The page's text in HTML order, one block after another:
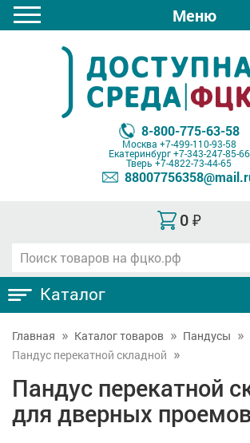
Меню
8-800-775-63-58
Москва +7-499-110-93-58
Екатеринбург+7-343-247-85-66
Тверь +7-4822-73-44-65
0 ₽
Каталог
Главная Каталог товаров Пандусы
Пандус перекатной складной
Пандус перекатной
для дверных